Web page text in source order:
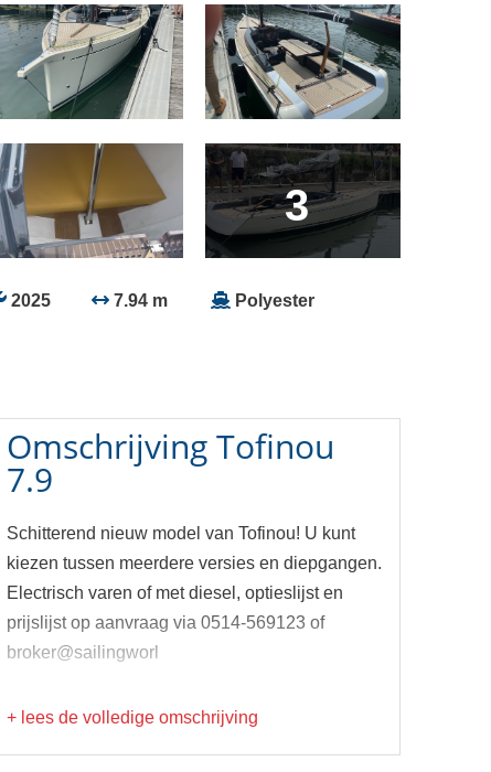
3
2025 7.94 m Polyester
OmschrijvingTofinou
7.9
Schitterend nieuw model van Tofinou! U kunt
kiezen tussen meerdere versies en diepgangen.
Electrisch varen of met diesel, optieslijst en
prijslijst op aanvraag via 0514-569123 of
broker@sailingworl
+ lees de volledige omschrijving